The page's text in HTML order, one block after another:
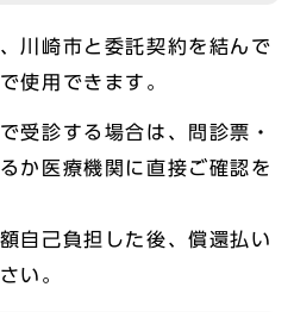
川崎市と委託契約を結んで
使用できます。
受診する場合は、問診票・
か医療機関に直接ご確認を
自己負担した後、償還払い
い。